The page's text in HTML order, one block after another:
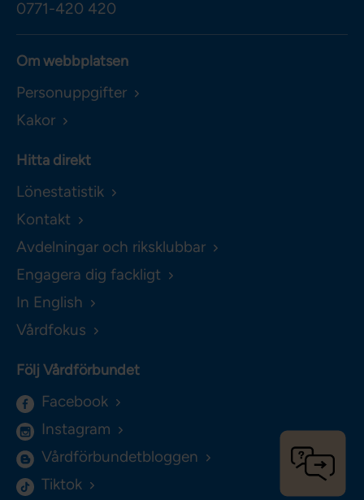
0771-420 420
Om webbplatsen
Personuppgifter
Kakor
Hitta direkt
Lönestatistik
Kontakt
Avdelningar och riksklubbar
Engagera dig fackligt
In English
Vårdfokus
Följ Vårdförbundet
Facebook
Instagram
Vårdförbundetbloggen
Tiktok